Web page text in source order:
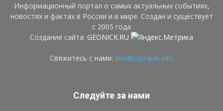
Информационный портал о самых актуальных событиях,
новостях и фактах в России и в мире. Создан и существует
с 2005 года
Создание сайта: GEONICK.RU
Свяжитесь с нами: info@compas.info
Следуйте за нами